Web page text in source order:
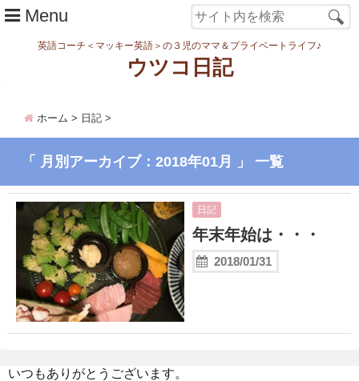
Menu
まなむすめ
家族ネタ
ワーク
スタディ
転勤・引越
英語コーチ＜マッキー英語＞の３児のママ＆プライベートライフ♪
ウツコ日記
ホーム > 日記 >
「 月別アーカイブ：2018年01月 」 一覧
日記
年末年始は・・・
2018/01/31
いつもありがとうございます。